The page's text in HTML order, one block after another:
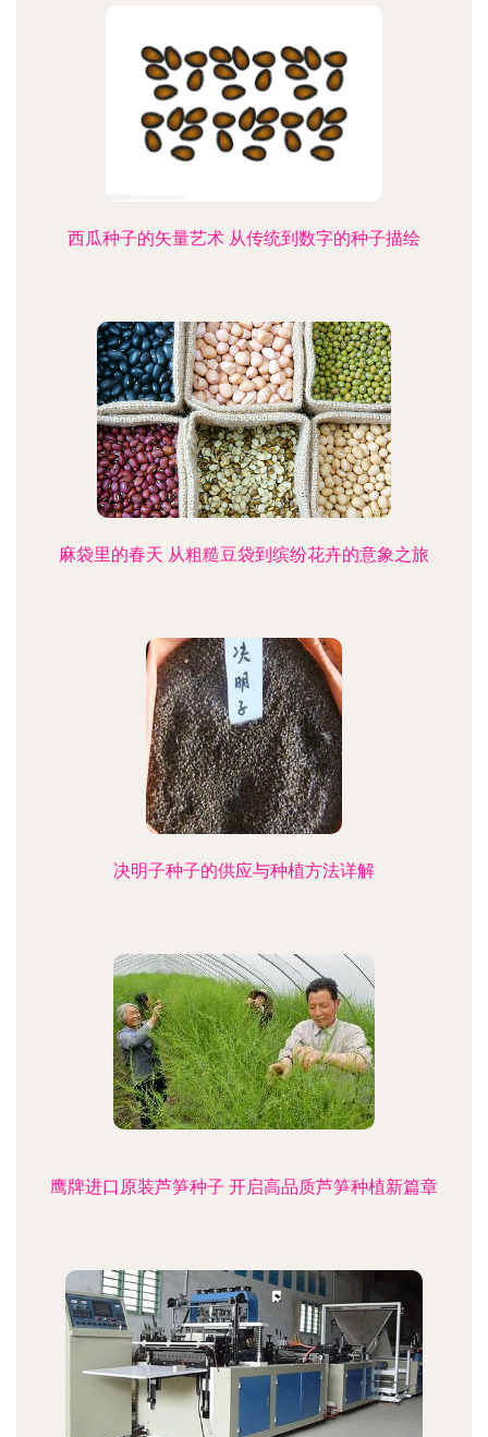
西瓜种子的矢量艺术 从传统到数字的种子描绘
麻袋里的春天 从粗糙豆袋到缤纷花卉的意象之旅
决明子种子的供应与种植方法详解
鹰牌进口原装芦笋种子 开启高品质芦笋种植新篇章